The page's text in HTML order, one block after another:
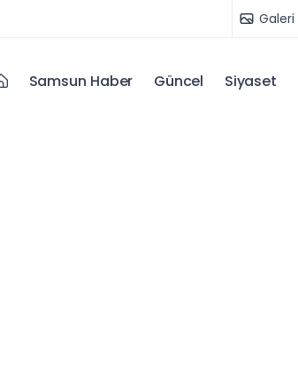
Galeri
Samsun Haber Güncel Siyaset